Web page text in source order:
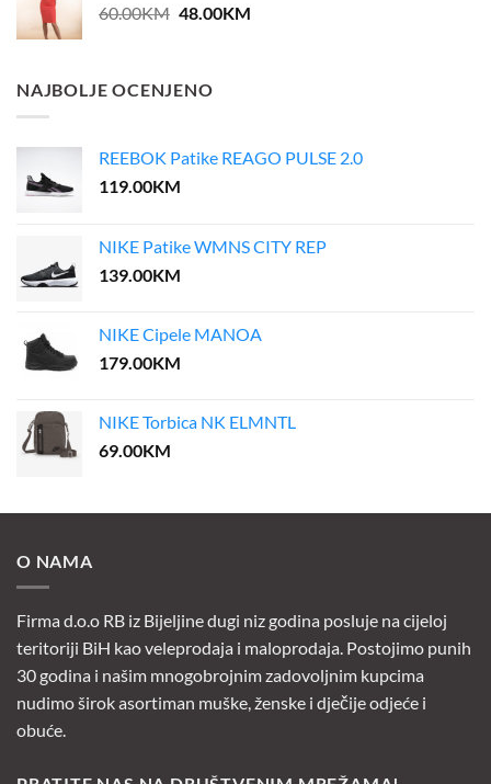
60.00KM Original
60.00KM.
48.00KMCurrent
NAJBOLJE OCENJENO
REEBOK Patike REAGO PULSE 2.0
119.00KM
NIKE Patike WMNS CITY REP
139.00KM
NIKE Cipele MANOA
179.00KM
NIKE Torbica NK ELMNTL
69.00KM
O NAMA
Firma d.o.o RB iz Bijeljine dugi niz godina posluje na cijeloj
teritoriji BiH kao veleprodaja i maloprodaja. Postojimo punih
30 godina i našim mnogobrojnim zadovoljnim kupcima
nudimo širok asortiman muške, ženske i dječije odjeće i
obuće.